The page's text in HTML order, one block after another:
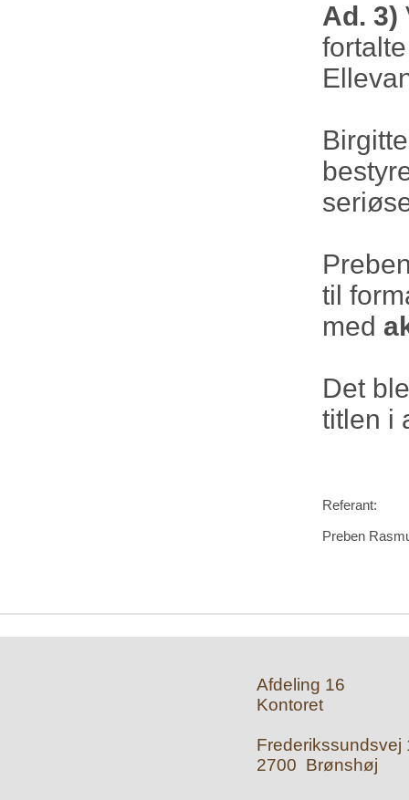
Ad. 3)
til
med
Det
titlen i
Referant:
Preben
Afdeling 16
Kontoret
Frederikssundsvej
2700 Brønshøj